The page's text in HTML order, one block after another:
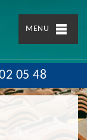
MENU
05 48